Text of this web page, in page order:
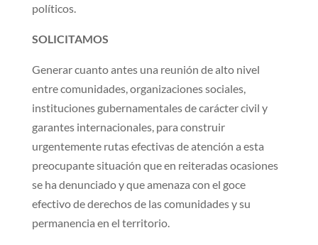
políticos.
SOLICITAMOS
Generar cuanto antes una reunión de alto nivel
entre comunidades, organizaciones sociales,
instituciones gubernamentales de carácter civil y
garantes internacionales, para construir
urgentemente rutas efectivas de atención a esta
preocupante situación que en reiteradas ocasiones
se ha denunciado y que amenaza con el goce
efectivo de derechos de las comunidades y su
permanencia en el territorio.